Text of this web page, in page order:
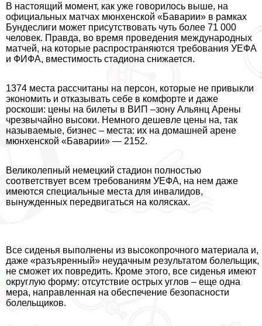
В настоящий момент, как уже говорилось выше, на
официальных матчах мюнхенской «Баварии» в рамках
Бундеслиги может присутствовать чуть более 71 000
человек. Правда, во время проведения международных
матчей, на которые распространяются требования УЕФА
и ФИФА, вместимость стадиона снижается.
1374 места рассчитаны на персон, которые не привыкли
экономить и отказывать себе в комфорте и даже
роскоши: цены на билеты в ВИП –зону Альянц Арены
чрезвычайно высоки. Немного дешевле цены на, так
называемые, бизнес – места: их на домашней арене
мюнхенской «Баварии» — 2152.
Великолепный немецкий стадион полностью
соответствует всем требованиям УЕФА, на нем даже
имеются специальные места для инвалидов,
вынужденных передвигаться на колясках.
Все сиденья выполнены из высокопрочного материала и,
даже «разъяренный» неудачным результатом болельщик,
не сможет их повредить. Кроме этого, все сиденья имеют
округлую форму: отсутствие острых углов – еще одна
мера, направленная на обеспечение безопасности
болельщиков.